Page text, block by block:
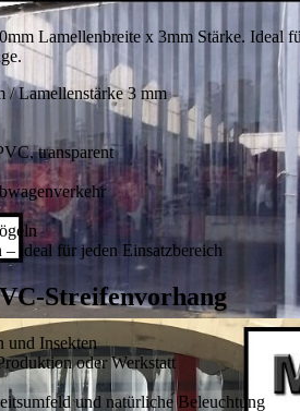
Lamellenbreite x 3mm Stärke.
/ Lamellenstärke 3 mm
transparent
ideal für jeden Einsatzbereich
Streifenvorhang
und Insekten
oder Werkstatt
und natürliche Beleuchtung